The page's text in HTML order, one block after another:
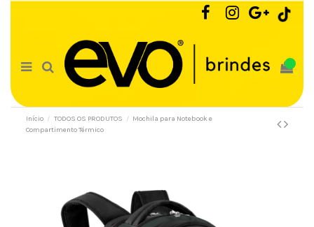
Início TODOS OS PRODUTOS
Mochila para Notebook e
Compartimento Térmico